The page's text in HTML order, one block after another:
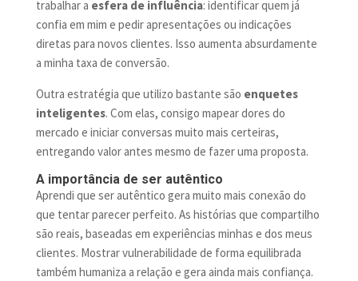
trabalhar a esfera de influência: identificar quem já
confia em mim e pedir apresentações ou indicações
diretas para novos clientes. Isso aumenta absurdamente
a minha taxa de conversão.
Outra estratégia que utilizo bastante são enquetes
inteligentes. Com elas, consigo mapear dores do
mercado e iniciar conversas muito mais certeiras,
entregando valor antes mesmo de fazer uma proposta.
A importância de ser autêntico
Aprendi que ser autêntico gera muito mais conexão do
que tentar parecer perfeito. As histórias que compartilho
são reais, baseadas em experiências minhas e dos meus
clientes. Mostrar vulnerabilidade de forma equilibrada
também humaniza a relação e gera ainda mais confiança.